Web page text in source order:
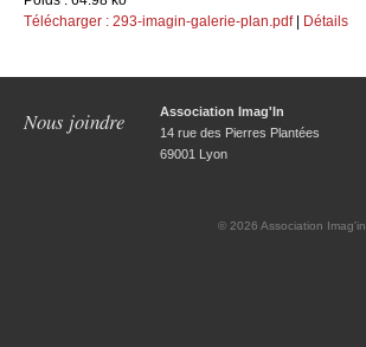
Télécharger : 293-imagin-galerie-plan.pdf| Détails
Nous joindre
Association Imag'In
14 rue des Pierres Plantées
69001 Lyon
© 2026 Association Imag'in